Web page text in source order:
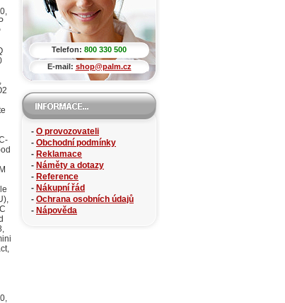
Telefon: 800 330 500
E-mail: shop@palm.cz
- O provozovateli
- Obchodní podmínky
- Reklamace
- Náměty a dotazy
- Reference
- Nákupní řád
- Ochrana osobních údajů
- Nápověda